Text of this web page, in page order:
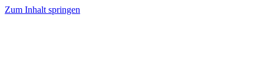
Zum Inhalt springen